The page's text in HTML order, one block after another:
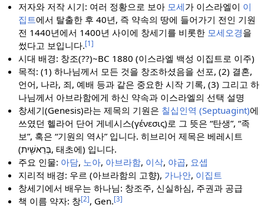
저자와 저작 시기: 여러 정황으로 보아 모세가 이스라엘이 이
집트에서 탈출한 후 40년, 즉 약속의 땅에 들어가기 전인 기원
전 1440년에서 1400년 사이에 창세기를 비롯한 모세오경을
썼다고 보입니다.[1]
시대 배경: 창조(??)~BC 1880 (이스라엘 백성 이집트로 이주)
목적: (1) 하나님께서 모든 것을 창조하셨음을 선포, (2) 결혼,
언어, 나라, 죄, 예배 등과 같은 중요한 시작 기록, (3) 그리고 하
나님께서 아브라함에게 하신 약속과 이스라엘의 선택 설명
창세기(Genesis)라는 제목의 기원은 칠십인역 (Septuagint)에
쓰였던 헬라어 단어 게네시스(γένεσις)로 그 뜻은 “탄생”, “족
보”, 혹은 “기원의 역사” 입니다. 히브리어 제목은 베레시트
(בְּרֵאשִׁ֖ית, 태초에) 입니다.
주요 인물: 아담, 노아, 아브라함, 이삭, 야곱, 요셉
지리적 배경: 우르 (아브라함의 고향), 가나안, 이집트
창세기에서 배우는 하나님: 창조주, 신실하심, 주권과 공급
책 이름 약자: 창[2], Gen.[3]